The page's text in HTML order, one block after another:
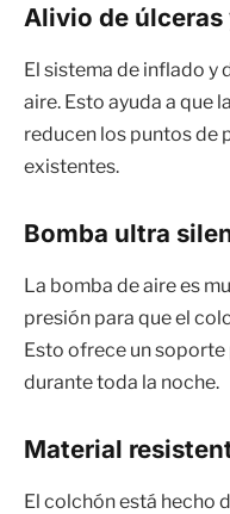
Alivio de úlceras
El sistema de inflado y
aire. Esto ayuda a que
reducen los puntos de
existentes.
Bomba ultra
La bomba de aire es
presión para que el
Esto ofrece un
durante toda la noche.
Material
El colchón está hecho